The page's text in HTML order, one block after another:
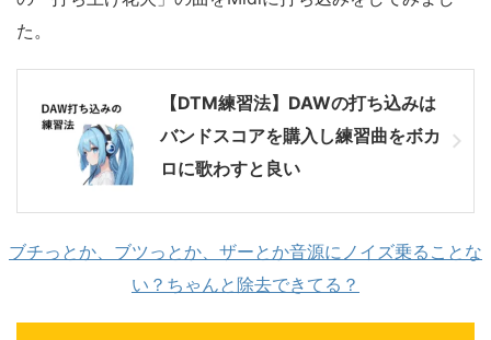
た。
【DTM練習法】DAWの打ち込みは
バンドスコアを購入し練習曲をボカ
ロに歌わすと良い
ブチっとか、ブツっとか、ザーとか音源にノイズ乗ることな
い？ちゃんと除去できてる？